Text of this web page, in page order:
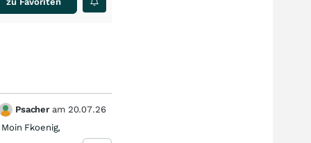
Psacher am 20.07.26
Moin Fkoenig,